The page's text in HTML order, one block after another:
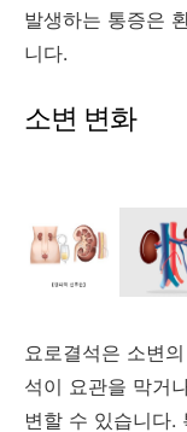
발생하는 통증은
니다.
소변 변화
요로결석은 소변
석이 요관을 막거
변할 수 있습니다.